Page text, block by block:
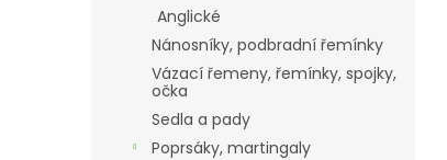
Anglické
Nánosníky, podbradní řemínky
Vázací řemeny, řemínky, spojky,
očka
Sedla a pady
Poprsáky, martingaly